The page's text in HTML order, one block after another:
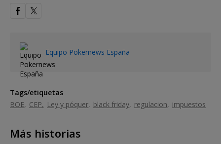
Equipo Pokernews España
Tags/etiquetas
BOE CEP Ley y póquer black friday regulacion impuestos
Más historias